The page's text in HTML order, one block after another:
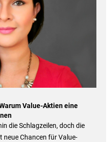
Value-Aktien eine
die Schlagzeilen, doch die
Chancen für Value-